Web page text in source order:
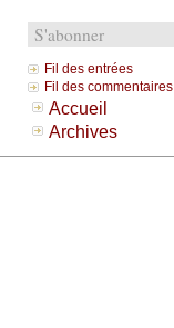
S'abonner
Fil des entrées
Fil des commentaires
Accueil
Archives